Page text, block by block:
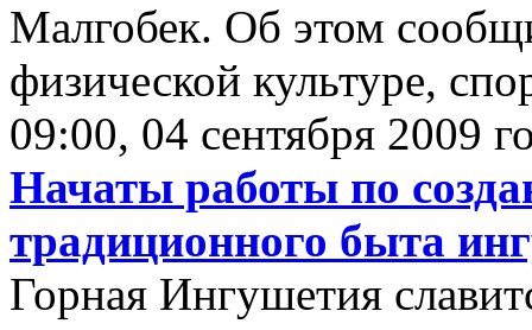
Малгобек. Об этом
физической культуре,
09:00, 04 сентября 2009
Начаты работы по
традиционного быта
Горная Ингушетия